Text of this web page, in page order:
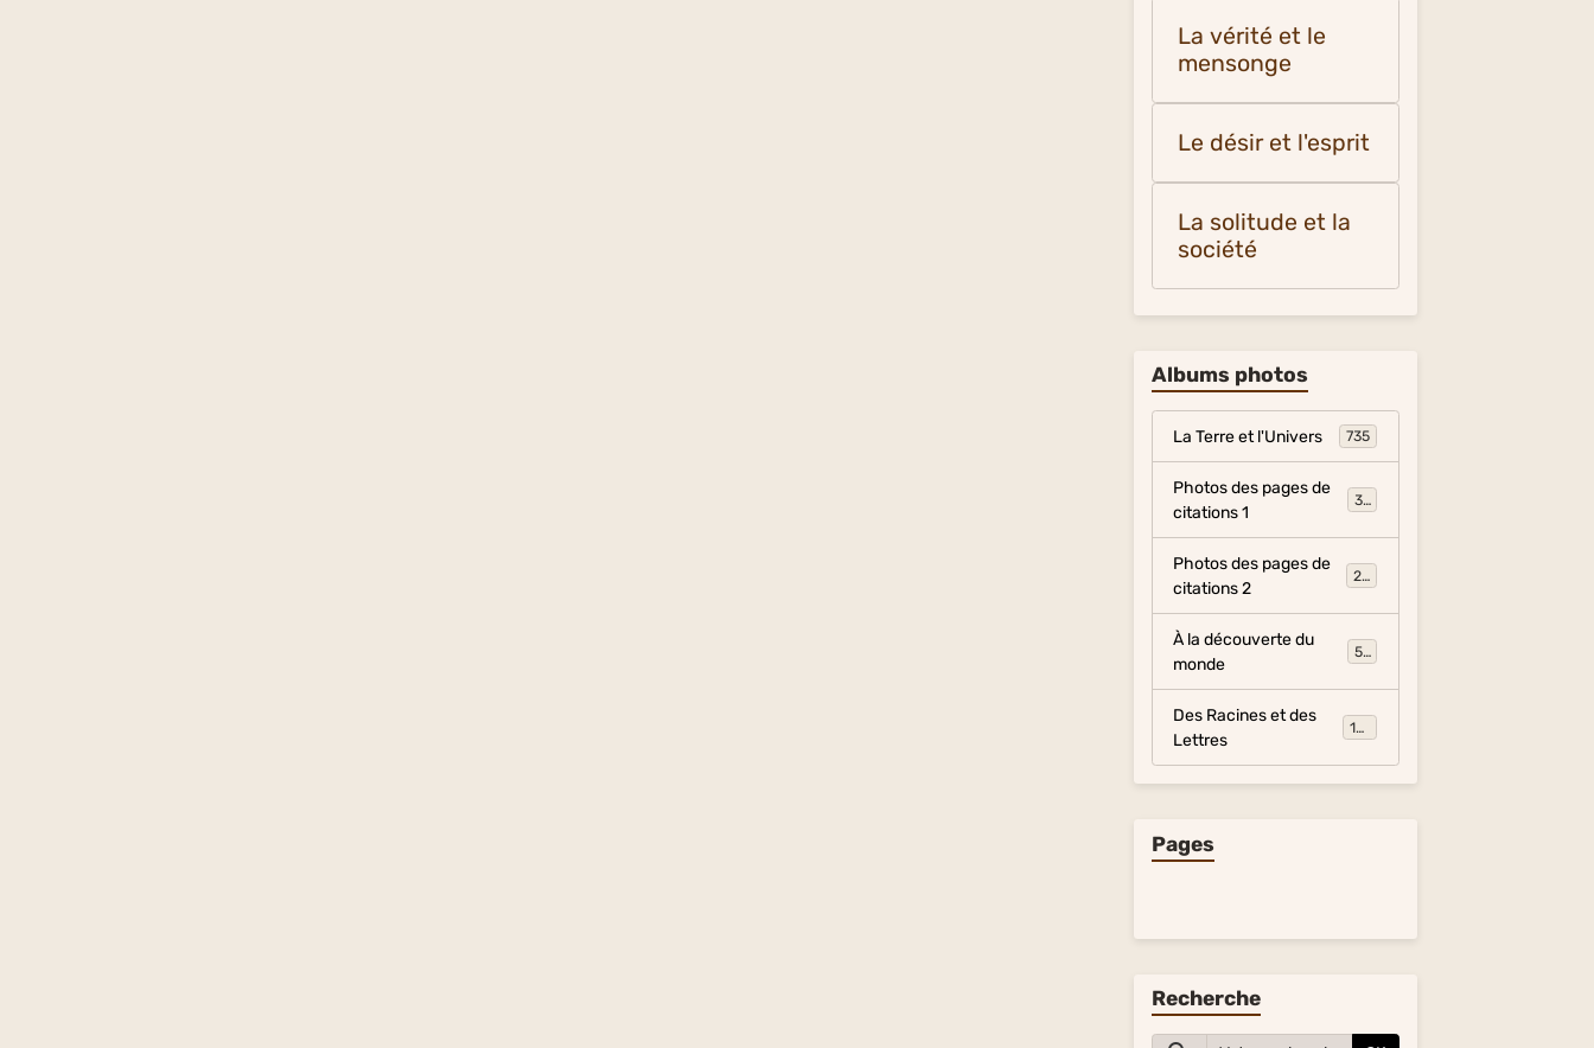
La vérité et le
mensonge
Le désir et l'esprit
La solitude et la
société
Albums photos
La Terre et l'Univers 735
Photos des pages de
citations 1
317
Photos des pages de
citations 2
281
À la découverte du
monde
54
Des Racines et des
Lettres
134
Pages
Recherche